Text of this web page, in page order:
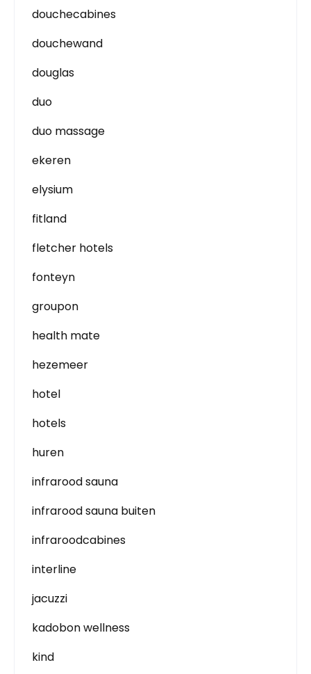
douchecabines
douchewand
douglas
duo
duo massage
ekeren
elysium
fitland
fletcher hotels
fonteyn
groupon
health mate
hezemeer
hotel
hotels
huren
infrarood sauna
infrarood sauna buiten
infraroodcabines
interline
jacuzzi
kadobon wellness
kind